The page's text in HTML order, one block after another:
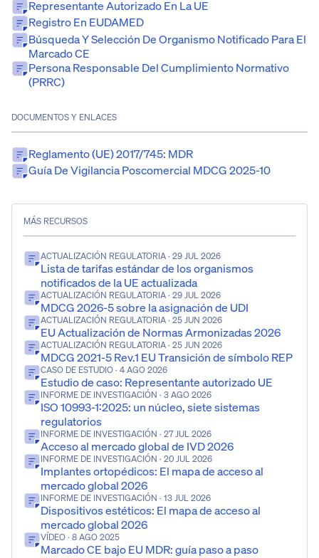
Representante Autorizado En La UE
Registro En EUDAMED
Búsqueda Y Selección De Organismo Notificado Para El
Marcado CE
Persona Responsable Del Cumplimiento Normativo
(PRRC)
DOCUMENTOS Y ENLACES
Reglamento (UE) 2017/745: MDR
Guía De Vigilancia Poscomercial MDCG 2025-10
MÁS RECURSOS
ACTUALIZACIÓN REGULATORIA · 29 JUL 2026
Lista de tarifas estándar de los organismos
notificados de la UE actualizada
ACTUALIZACIÓN REGULATORIA · 29 JUL 2026
MDCG 2026-5 sobre la asignación de UDI
ACTUALIZACIÓN REGULATORIA · 25 JUN 2026
EU Actualización de Normas Armonizadas 2026
ACTUALIZACIÓN REGULATORIA · 25 JUN 2026
MDCG 2021-5 Rev.1 EU Transición de símbolo REP
CASO DE ESTUDIO · 4 AGO 2026
Estudio de caso: Representante autorizado UE
INFORME DE INVESTIGACIÓN · 3 AGO 2026
ISO 10993-1:2025: un núcleo, siete sistemas
regulatorios
INFORME DE INVESTIGACIÓN · 27 JUL 2026
Acceso al mercado global de IVD 2026
INFORME DE INVESTIGACIÓN · 20 JUL 2026
Implantes ortopédicos: El mapa de acceso al
mercado global 2026
INFORME DE INVESTIGACIÓN · 13 JUL 2026
Dispositivos estéticos: El mapa de acceso al
mercado global 2026
VÍDEO · 8 AGO 2025
Marcado CE bajo EU MDR: guía paso a paso